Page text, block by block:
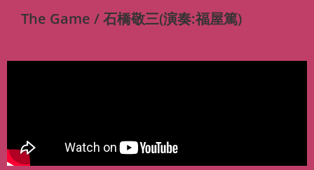
The Game / 石橋敬三(演奏:福屋篤)